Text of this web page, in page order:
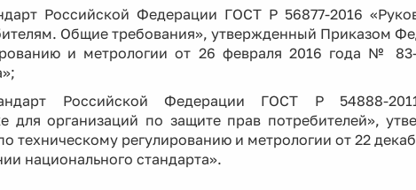
Российской Федерации ГОСТ Р 56877-2016
Общие требования», утвержденный Приказом
и метрологии от 26 февраля 2016 года №
Российской Федерации ГОСТ Р 54888-
для организаций по защите прав потребителей»,
техническому регулированию и метрологии от 22
национального стандарта».